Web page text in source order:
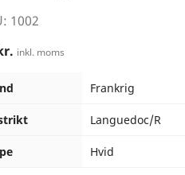
1002
inkl. moms
Frankrig
Languedoc/R
Hvid